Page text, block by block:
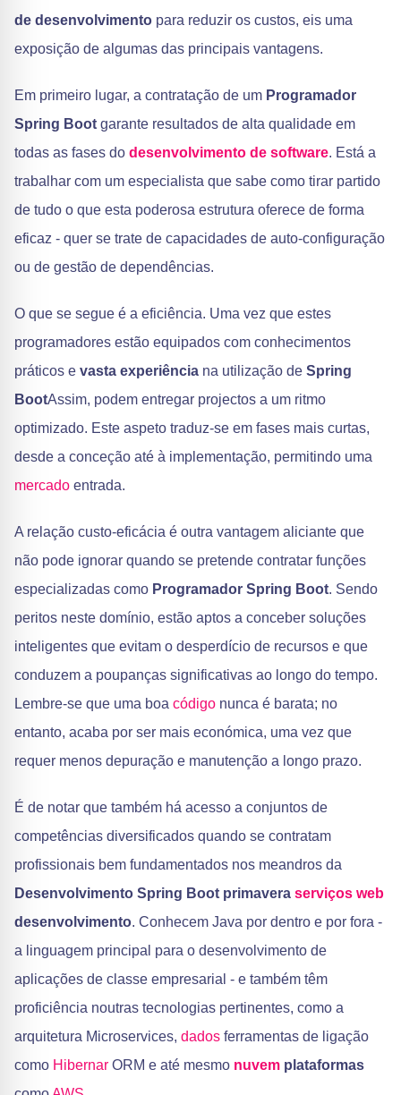
de desenvolvimento para reduzir os custos, eis uma
exposição de algumas das principais vantagens.
Em primeiro lugar, a contratação de um Programador
Spring Boot garante resultados de alta qualidade em
todas as fases do desenvolvimento de software. Está a
trabalhar com um especialista que sabe como tirar partido
de tudo o que esta poderosa estrutura oferece de forma
eficaz - quer se trate de capacidades de auto-configuração
ou de gestão de dependências.
O que se segue é a eficiência. Uma vez que estes
programadores estão equipados com conhecimentos
práticos e vasta experiência na utilização de Spring
BootAssim, podem entregar projectos a um ritmo
optimizado. Este aspeto traduz-se em fases mais curtas,
desde a conceção até à implementação, permitindo uma
mercado entrada.
A relação custo-eficácia é outra vantagem aliciante que
não pode ignorar quando se pretende contratar funções
especializadas como Programador Spring Boot. Sendo
peritos neste domínio, estão aptos a conceber soluções
inteligentes que evitam o desperdício de recursos e que
conduzem a poupanças significativas ao longo do tempo.
Lembre-se que uma boa código nunca é barata; no
entanto, acaba por ser mais económica, uma vez que
requer menos depuração e manutenção a longo prazo.
É de notar que também há acesso a conjuntos de
competências diversificados quando se contratam
profissionais bem fundamentados nos meandros da
Desenvolvimento Spring Boot primavera serviços web
desenvolvimento. Conhecem Java por dentro e por fora -
a linguagem principal para o desenvolvimento de
aplicações de classe empresarial - e também têm
proficiência noutras tecnologias pertinentes, como a
arquitetura Microservices, dados ferramentas de ligação
como Hibernar ORM e até mesmo nuvem plataformas